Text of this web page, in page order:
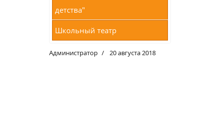
детства"
Школьный театр
Администратор 20 августа 2018